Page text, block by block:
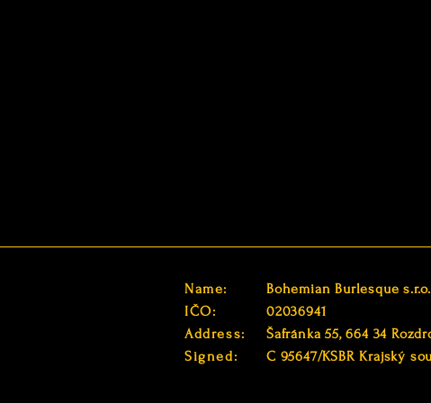
Name:
IČO:
Address:
Signed:
Bohemian Burlesque s.r.o.
02036941
Šafránka 55, 664 34
C 95647/KSBR Krajský